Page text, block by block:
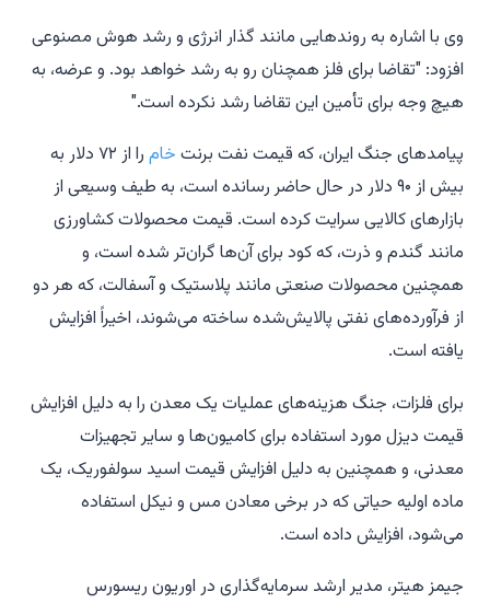
وی با اشاره به روندهایی مانند گذار انرژی و رشد هوش مصنوعی
افزود: "تقاضا برای فلز همچنان رو به رشد خواهد بود. و عرضه، به
هیچ وجه برای تأمین این تقاضا رشد نکرده است."
پیامدهای جنگ ایران، که قیمت نفت برنت خام
را از ۷۲ دلار به
بیش از ۹۰ دلار در حال حاضر رسانده است، به طیف وسیعی از
بازارهای کالایی سرایت کرده است. قیمت محصولات کشاورزی
مانند گندم و ذرت، که کود برای آن‌ها گران‌تر شده است، و
همچنین محصولات صنعتی مانند پلاستیک و آسفالت، که هر دو
از فرآورده‌های نفتی پالایش‌شده ساخته می‌شوند، اخیراً افزایش
یافته است.
برای فلزات، جنگ هزینه‌های عملیات یک معدن را به دلیل افزایش
قیمت دیزل مورد استفاده برای کامیون‌ها و سایر تجهیزات
معدنی، و همچنین به دلیل افزایش قیمت اسید سولفوریک، یک
ماده اولیه حیاتی که در برخی معادن مس و نیکل استفاده
می‌شود، افزایش داده است.
جیمز هیتر، مدیر ارشد سرمایه‌گذاری در اوریون ریسورس